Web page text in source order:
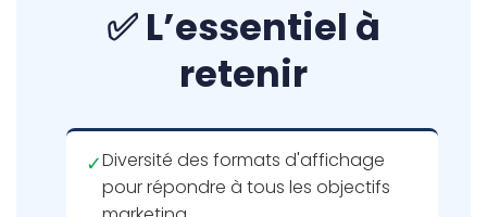
✅ L’essentiel à
retenir
✓Diversité des formats d'affichage
pour répondre à tous les objectifs